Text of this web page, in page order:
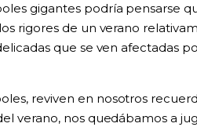
gigantes podría pensarse
rigores de un verano
que se ven afectadas
reviven en nosotros
verano, nos quedábamos a